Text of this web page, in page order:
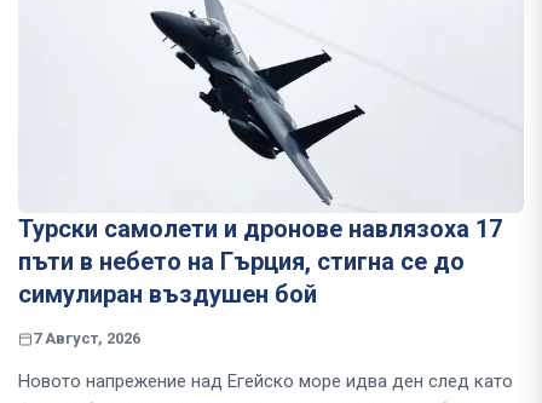
Турски самолети и дронове навлязоха 17
пъти в небето на Гърция, стигна се до
симулиран въздушен бой
7 Август, 2026
Новото напрежение над Егейско море идва ден след като